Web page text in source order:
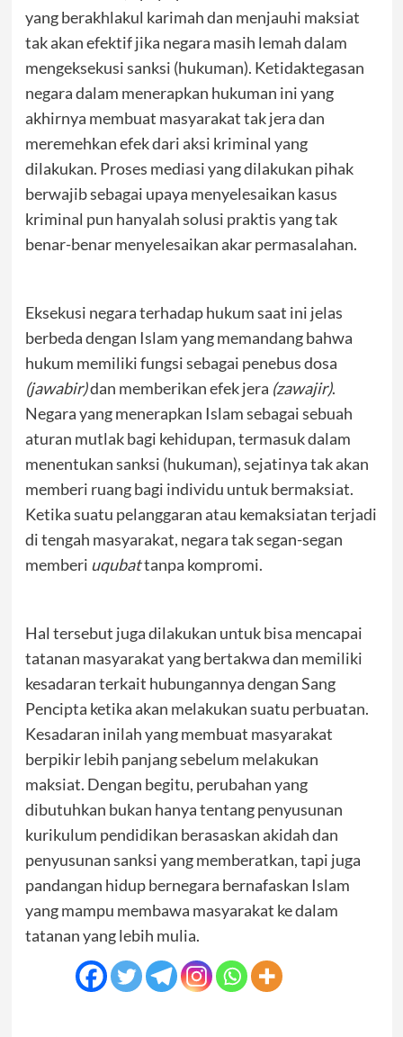
yang berakhlakul karimah dan menjauhi maksiat
tak akan efektif jika negara masih lemah dalam
mengeksekusi sanksi (hukuman). Ketidaktegasan
negara dalam menerapkan hukuman ini yang
akhirnya membuat masyarakat tak jera dan
meremehkan efek dari aksi kriminal yang
dilakukan. Proses mediasi yang dilakukan pihak
berwajib sebagai upaya menyelesaikan kasus
kriminal pun hanyalah solusi praktis yang tak
benar-benar menyelesaikan akar permasalahan.
Eksekusi negara terhadap hukum saat ini jelas
berbeda dengan Islam yang memandang bahwa
hukum memiliki fungsi sebagai penebus dosa
(jawabir)dan memberikan efek jera (zawajir).
Negara yang menerapkan Islam sebagai sebuah
aturan mutlak bagi kehidupan, termasuk dalam
menentukan sanksi (hukuman), sejatinya tak akan
memberi ruang bagi individu untuk bermaksiat.
Ketika suatu pelanggaran atau kemaksiatan terjadi
di tengah masyarakat, negara tak segan-segan
memberi uqubattanpa kompromi.
Hal tersebut juga dilakukan untuk bisa mencapai
tatanan masyarakat yang bertakwa dan memiliki
kesadaran terkait hubungannya dengan Sang
Pencipta ketika akan melakukan suatu perbuatan.
Kesadaran inilah yang membuat masyarakat
berpikir lebih panjang sebelum melakukan
maksiat. Dengan begitu, perubahan yang
dibutuhkan bukan hanya tentang penyusunan
kurikulum pendidikan berasaskan akidah dan
penyusunan sanksi yang memberatkan, tapi juga
pandangan hidup bernegara bernafaskan Islam
yang mampu membawa masyarakat ke dalam
tatanan yang lebih mulia.